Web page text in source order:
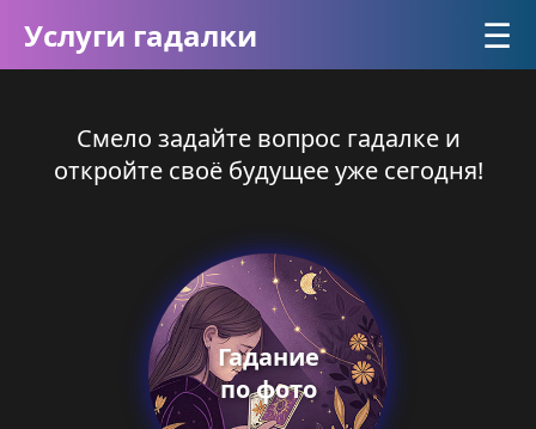
Услуги гадалки ☰
Смело задайте вопрос гадалке и
откройте своё будущее уже сегодня!
Гадание
по фото